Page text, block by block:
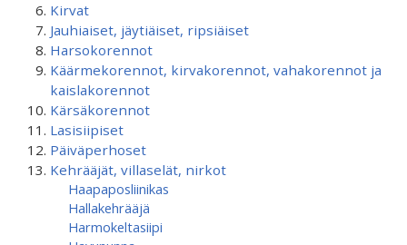
Kirvat
Jauhiaiset, jäytiäiset, ripsiäiset
Harsokorennot
Käärmekorennot, kirvakorennot, vahakorennot ja
kaislakorennot
Kärsäkorennot
Lasisiipiset
Päiväperhoset
Kehrääjät, villaselät, nirkot
Haapaposliinikas
Hallakehrääjä
Harmokeltasiipi